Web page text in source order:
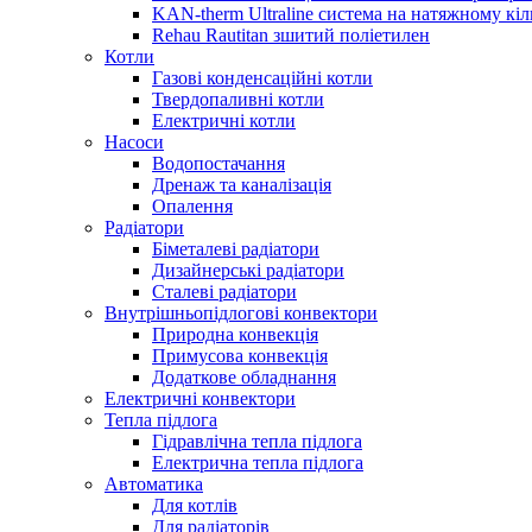
KAN-therm Ultraline система на натяжному
Rehau Rautitan зшитий поліетилен
Котли
Газові конденсаційні котли
Твердопаливні котли
Електричні котли
Насоси
Водопостачання
Дренаж та каналізація
Опалення
Радіатори
Біметалеві радіатори
Дизайнерські радіатори
Сталеві радіатори
Внутрішньопідлогові конвектори
Природна конвекція
Примусова конвекція
Додаткове обладнання
Електричні конвектори
Тепла підлога
Гідравлічна тепла підлога
Електрична тепла підлога
Автоматика
Для котлів
Для радіаторів